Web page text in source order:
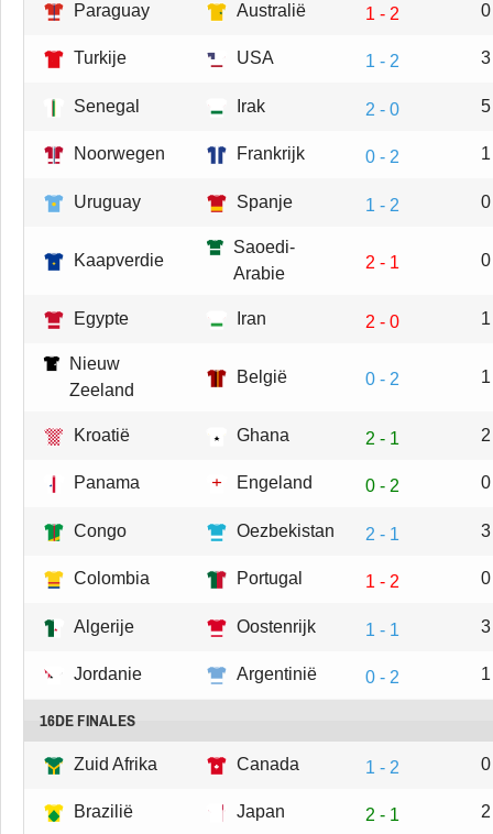
Paraguay Australië 1 - 2
Turkije USA 1 - 2
Senegal Irak 2 - 0
Noorwegen Frankrijk 0 - 2
Uruguay Spanje 1 - 2
Kaapverdie
Saoedi-
Arabie
2 - 1
Egypte Iran 2 - 0
Nieuw
Zeeland
België 0 - 2
Kroatië Ghana 2 - 1
Panama Engeland 0 - 2
Congo Oezbekistan 2 - 1
Colombia Portugal 1 - 2
Algerije Oostenrijk 1 - 1
Jordanie Argentinië 0 - 2
16DE FINALES
Zuid Afrika Canada 1 - 2
Brazilië Japan 2 - 1